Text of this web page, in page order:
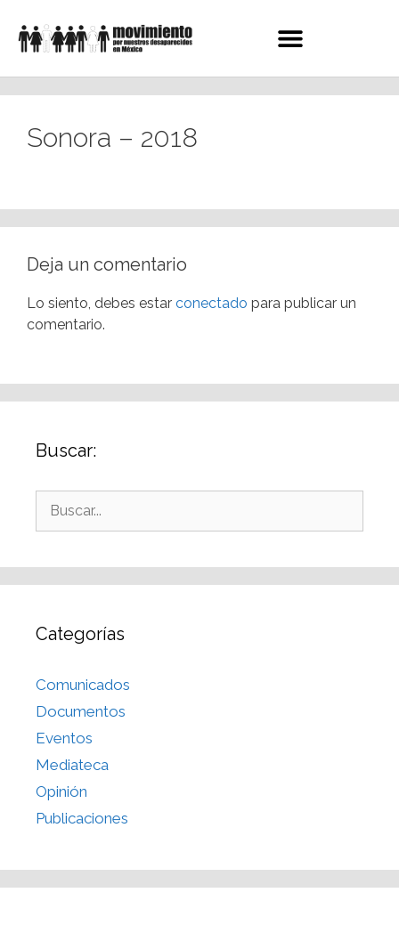
Sonora – 2018
Deja un comentario
Lo siento, debes estar conectado para publicar un
comentario.
Buscar:
Categorías
Comunicados
Documentos
Eventos
Mediateca
Opinión
Publicaciones